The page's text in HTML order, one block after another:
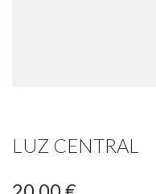
LUZ CENTRAL